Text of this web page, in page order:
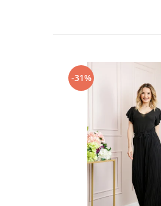
-31%